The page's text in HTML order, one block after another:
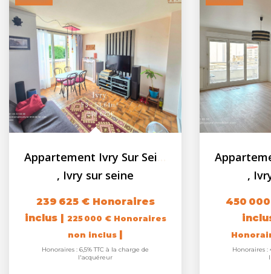
, Ivry sur seine
239 625 € Honoraires
inclus | 225 000 € Honoraires
non inclus |
Honoraires : 6,5% TTC à la charge de
l'acquéreur
,
450
Honoraires :